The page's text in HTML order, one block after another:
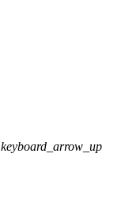
keyboard_arrow_up